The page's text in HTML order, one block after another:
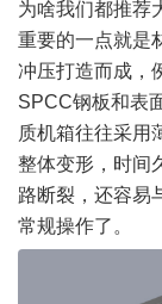
为啥我们都推荐
重要的一点就是
冲压打造而成，
SPCC钢板和表
质机箱往往采用
整体变形，时间
路断裂，还容易
常规操作了。